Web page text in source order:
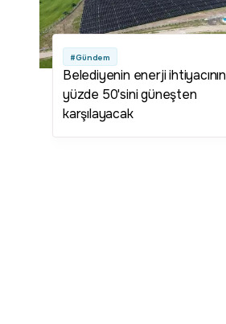
#Gündem
Belediyenin enerji ihtiyacının
yüzde 50'sini güneşten
karşılayacak